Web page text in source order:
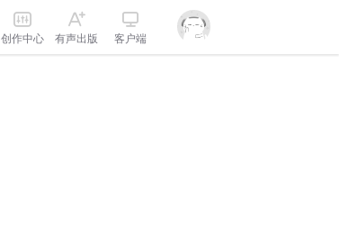
创作中心 有声出版 客户端